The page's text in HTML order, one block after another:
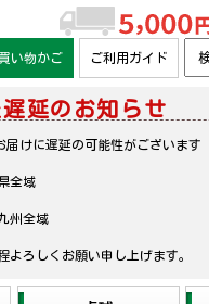
い物かご
ご利用ガイド
延のお知らせ
届けに遅延の可能性がございます
全域
州全域
ろしくお願い申し上げます。